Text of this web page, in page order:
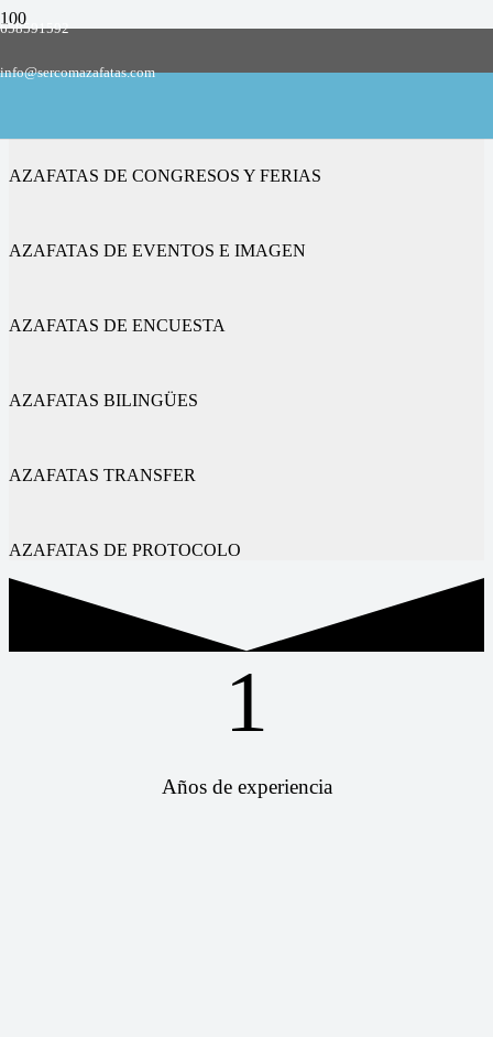
658591592
info@sercomazafatas.com
AZAFATAS DE CONGRESOS Y FERIAS
AZAFATAS DE EVENTOS E IMAGEN
AZAFATAS DE ENCUESTA
AZAFATAS BILINGÜES
AZAFATAS TRANSFER
AZAFATAS DE PROTOCOLO
1
Años de experiencia